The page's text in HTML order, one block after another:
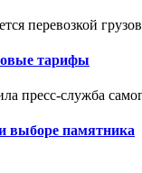
перевозкой
тарифы
пресс-служба
выборе памятника